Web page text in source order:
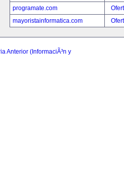
programate.com
mayoristainformatica.com
Anterior (InformaciÃ³n y